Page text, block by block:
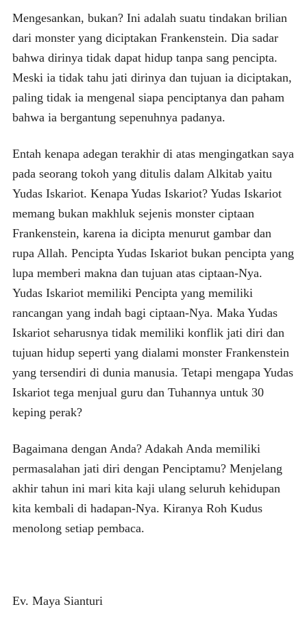
Mengesankan, bukan? Ini adalah suatu tindakan brilian
dari monster yang diciptakan Frankenstein. Dia sadar
bahwa dirinya tidak dapat hidup tanpa sang pencipta.
Meski ia tidak tahu jati dirinya dan tujuan ia diciptakan,
paling tidak ia mengenal siapa penciptanya dan paham
bahwa ia bergantung sepenuhnya padanya.
Entah kenapa adegan terakhir di atas mengingatkan saya
pada seorang tokoh yang ditulis dalam Alkitab yaitu
Yudas Iskariot. Kenapa Yudas Iskariot? Yudas Iskariot
memang bukan makhluk sejenis monster ciptaan
Frankenstein, karena ia dicipta menurut gambar dan
rupa Allah. Pencipta Yudas Iskariot bukan pencipta yang
lupa memberi makna dan tujuan atas ciptaan-Nya.
Yudas Iskariot memiliki Pencipta yang memiliki
rancangan yang indah bagi ciptaan-Nya. Maka Yudas
Iskariot seharusnya tidak memiliki konflik jati diri dan
tujuan hidup seperti yang dialami monster Frankenstein
yang tersendiri di dunia manusia. Tetapi mengapa Yudas
Iskariot tega menjual guru dan Tuhannya untuk 30
keping perak?
Bagaimana dengan Anda? Adakah Anda memiliki
permasalahan jati diri dengan Penciptamu? Menjelang
akhir tahun ini mari kita kaji ulang seluruh kehidupan
kita kembali di hadapan-Nya. Kiranya Roh Kudus
menolong setiap pembaca.
Ev. Maya Sianturi